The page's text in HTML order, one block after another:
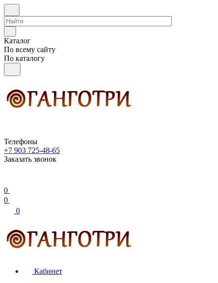
Каталог
По всему сайту
По каталогу
Телефоны
+7 903 725-48-65
Заказать звонок
0
0
0
Кабинет